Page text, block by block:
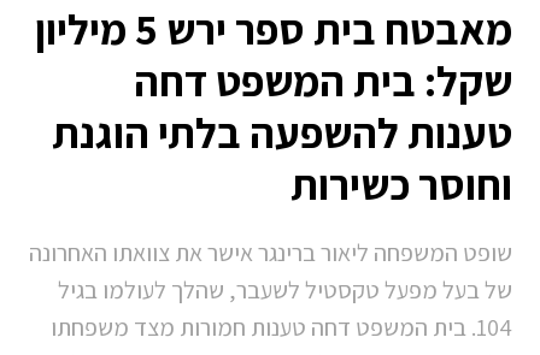
מאבטח בית ספר ירש 5 מיליון
שקל: בית המשפט דחה
טענות להשפעה בלתי הוגנת
וחוסר כשירות
שופט המשפחה ליאור ברינגר אישר את צוואתו האחרונה
של בעל מפעל טקסטיל לשעבר, שהלך לעולמו בגיל
104. בית המשפט דחה טענות חמורות מצד משפחתו